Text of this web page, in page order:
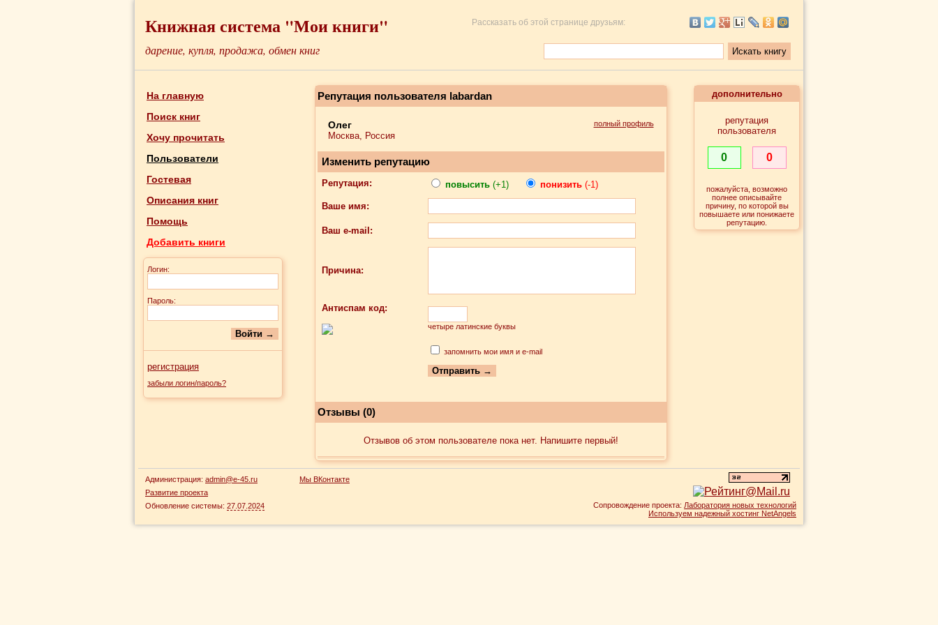
Книжная система "Мои книги" Рассказать об этой странице друзьям:
дарение, купля, продажа, обмен книг
На главную
Поиск книг
Хочу прочитать
Пользователи
Гостевая
Описания книг
Помощь
Добавить книги
Логин:
Пароль:
регистрация
забыли логин/пароль?
Репутация пользователя labardan
Олег
Москва, Россия
полный профиль
Изменить репутацию
Репутация: повысить(+1) понизить(-1)
Ваше имя:
Ваш e-mail:
Причина:
Антиспам код:
четыре латинские буквы
запомнить мои имя и e-mail
Отзывы (0)
Отзывов об этом пользователе пока нет. Напишите первый!
дополнительно
репутация
пользователя
0 0
пожалуйста, возможно
полнее описывайте
причину, по которой вы
повышаете или понижаете
репутацию.
Администрация: admin@e-45.ru
Развитие проекта
Обновление системы: 27.07.2024
Мы ВКонтакте
Сопровождение проекта: Лаборатория новых технологий
Используем надежный хостинг NetAngels